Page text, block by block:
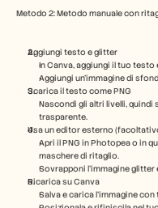
Metodo 2: Metodo manuale con
Aggiungi testo e glitter
In Canva, aggiungi il tuo testo
Aggiungi un'immagine di
Scarica il testo come PNG
Nascondi gli altri livelli,
trasparente.
Usa un editor esterno
Apri il PNG in Photopea o in
maschere di ritaglio.
Sovrapponi l'immagine glitter
Ricarica su Canva
Salva e carica l'immagine
Inizia